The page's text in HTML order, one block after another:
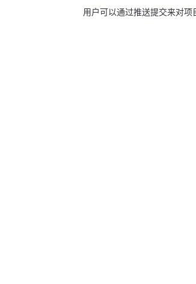
用户可以通过推送提交来对项